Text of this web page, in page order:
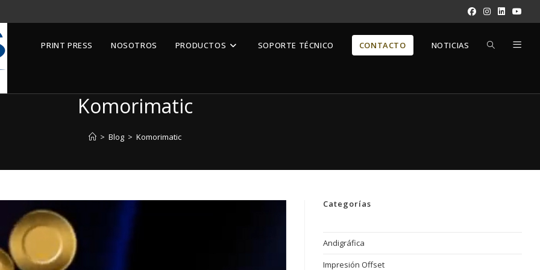
PRINT PRESS NOSOTROS PRODUCTOS SOPORTE TÉCNICO CONTACTO NOTICIAS ALTERNAR
Komorimatic
> Blog > Komorimatic
Categorías
Andigráfica
Impresión Offset